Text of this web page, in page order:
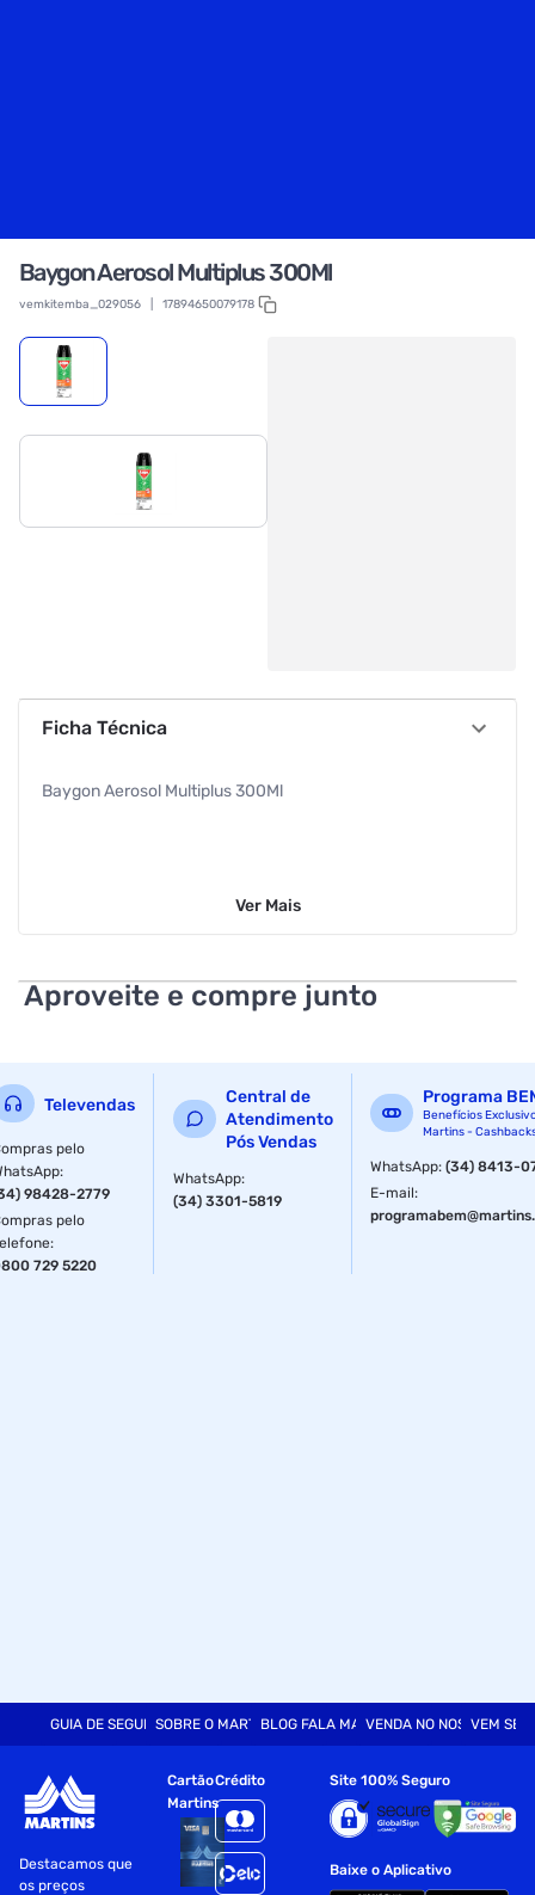
Baygon Aerosol Multiplus 300Ml
vemkitemba_029056 17894650079178
Ficha Técnica
Baygon Aerosol Multiplus 300Ml
Ver Mais
Aproveite e compre junto
Televendas
pelo
:
98428-2779
pelo
:
729 5220
Central de
Atendimento
Pós Vendas
WhatsApp:
(34) 3301-5819
Programa
Benefícios
Martins -
WhatsApp:(34) 8413-
E-mail:
GUIA DE SEGURANÇASOBRE O MARTINSBLOG FALA MARTVENDA NO NOSSO SITE
VEM SER
Destacamos que
os preços
Cartão
Martins
Crédito Site 100% Seguro
Baixe o Aplicativo